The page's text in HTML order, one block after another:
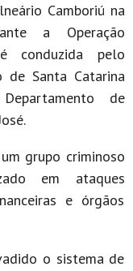
Camboriú na
a Operação
conduzida pelo
de Santa Catarina
de
grupo criminoso
em ataques
e órgãos
o sistema de